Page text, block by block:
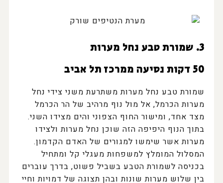
3. שמורת טבע נחל מערות
50 דקות נסיעה ממרכז תל אביב
שמורת טבע נחל מערות משתרעת משני צידי נחל
מערות הכרמל, אל מול נוף מרהיב של הר הכרמל
מצד אחד, ומישור החוף הצפוני והים מצידו השני.
בתוך הנוף היפיפה הזה שוכן נחל מערות ולצידו
מערות אשר שימשו למגורים של האדם הקדמון.
המסלול המומלץ למשפחות מעגלי קל ומתחיל
בכניסה לשמורת הטבע בשביל פשוט, בדרך עוברים
בין שלוש מערות שונות ובהן תצוגה של דמויות וחיי